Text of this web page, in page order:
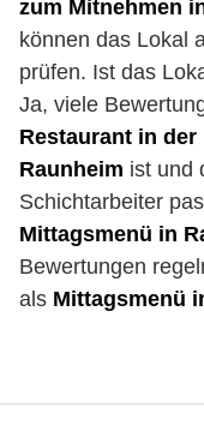
zum Mitnehmen
können das Lokal
prüfen. Ist das
Ja, viele
Restaurant in
Raunheim ist und
Schichtarbeiter
Mittagsmenü in
Bewertungen
als Mittagsmenü